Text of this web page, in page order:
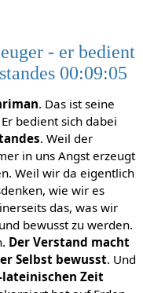
- er bedient
00:09:05
. Das ist seine
bedient sich dabei
. Weil der
in uns Angst erzeugt
Weil wir da eigentlich
wie wir es
das, was wir
bewusst zu werden.
Der Verstand macht
Selbst bewusst. Und
Zeit